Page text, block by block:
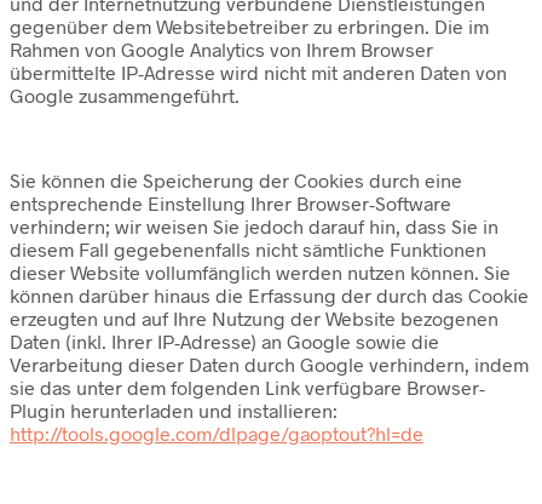
gegenüber dem Websitebetreiber zu erbringen. Die im
Rahmen von Google Analytics von Ihrem Browser
übermittelte IP-Adresse wird nicht mit anderen Daten von
Google zusammengeführt.
Sie können die Speicherung der Cookies durch eine
entsprechende Einstellung Ihrer Browser-Software
verhindern; wir weisen Sie jedoch darauf hin, dass Sie in
diesem Fall gegebenenfalls nicht sämtliche Funktionen
dieser Website vollumfänglich werden nutzen können. Sie
können darüber hinaus die Erfassung der durch das Cookie
erzeugten und auf Ihre Nutzung der Website bezogenen
Daten (inkl. Ihrer IP-Adresse) an Google sowie die
Verarbeitung dieser Daten durch Google verhindern, indem
sie das unter dem folgenden Link verfügbare Browser-
Plugin herunterladen und installieren:
http://tools.google.com/dlpage/gaoptout?hl=de